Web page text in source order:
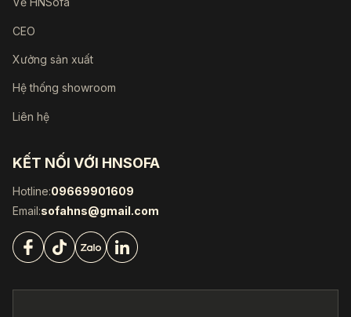
CEO
Xưởng sản xuất
Hệ thống showroom
Liên hệ
KẾT NỐI VỚI HNSOFA
Hotline:09669901609
Email:sofahns@gmail.com